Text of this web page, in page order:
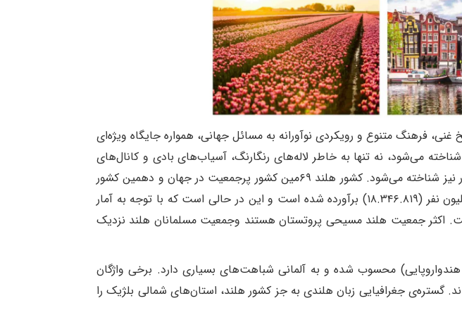
فرهنگ متنوع و رویکردی نوآورانه به مسائل جهانی، همواره جایگاه ویژه‌ای
می‌شود، نه تنها به خاطر لاله‌های رنگارنگ، آسیاب‌های بادی و کانال‌های
آب مشهور است، بلکه به دلیل سیاست‌های لیبرال، اقتصاد قوی و تمرکز بر توسعه پایدار نیز شناخته می‌شود. کشور هلند ۶۹مین کشور پرجمعیت در جهان و دهمین کشور
پرجمعیت اتحادیه اروپا محسوب می‌شود. جمعیت هلند در ۲۱ مِی ۲۰۲۵ بیش از ۱۸ میلیون نفر (۱۸.۳۴۶.۸۱۹) برآورده شده است و این در حالی است که با توجه به آمار
بوده، حدود ۶.۵ درصد افزایش داشته است. اکثر جمعیت هلند مسیحی پروتستان هستند وجمعیت مسلمانان هلند نزدیک
هندواروپایی) محسوب شده و به آلمانی شباهت‌های بسیاری دارد. برخی واژگان
گستره‌ی جغرافیایی زبان هلندی به جز کشور هلند، استان‌های شمالی بلژیک را